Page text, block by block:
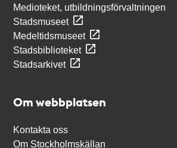
Medioteket, utbildningsförvaltningen
Stadsmuseet
Medeltidsmuseet
Stadsbiblioteket
Stadsarkivet
Om webbplatsen
Kontakta oss
Om Stockholmskällan